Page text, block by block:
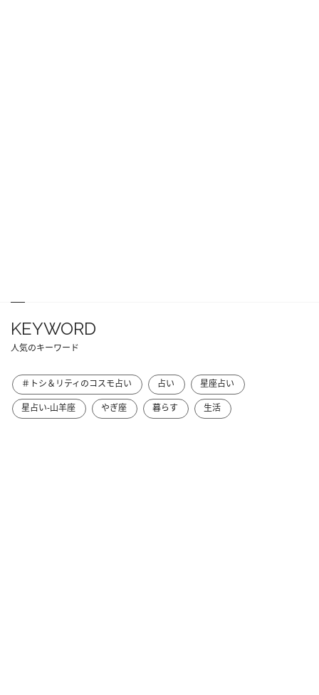
KEYWORD
人気のキーワード
＃トシ＆リティのコスモ占い 占い
星座占い
星占い-山羊座
やぎ座 暮らす 生活